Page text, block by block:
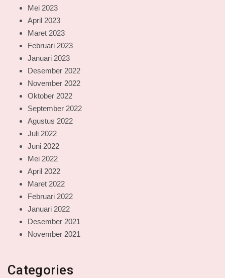
Mei 2023
April 2023
Maret 2023
Februari 2023
Januari 2023
Desember 2022
November 2022
Oktober 2022
September 2022
Agustus 2022
Juli 2022
Juni 2022
Mei 2022
April 2022
Maret 2022
Februari 2022
Januari 2022
Desember 2021
November 2021
Categories